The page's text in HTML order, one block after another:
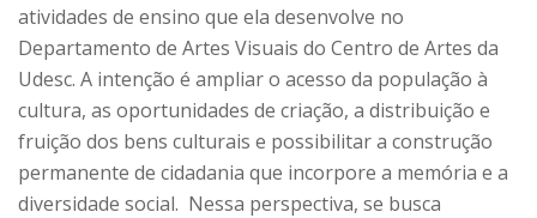
atividades de ensino que ela desenvolve no
Departamento de Artes Visuais do Centro de Artes da
Udesc. A intenção é ampliar o acesso da população à
cultura, as oportunidades de criação, a distribuição e
fruição dos bens culturais e possibilitar a construção
permanente de cidadania que incorpore a memória e a
diversidade social. Nessa perspectiva, se busca